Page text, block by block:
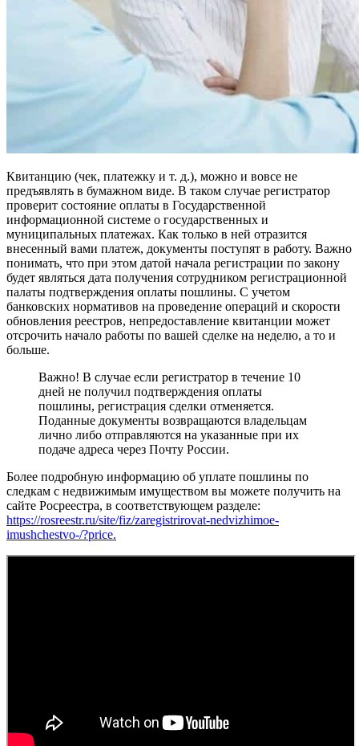
Квитанцию (чек, платежку и т. д.), можно и вовсе не
предъявлять в бумажном виде. В таком случае регистратор
проверит состояние оплаты в Государственной
информационной системе о государственных и
муниципальных платежах. Как только в ней отразится
внесенный вами платеж, документы поступят в работу. Важно
понимать, что при этом датой начала регистрации по закону
будет являться дата получения сотрудником регистрационной
палаты подтверждения оплаты пошлины. С учетом
банковских нормативов на проведение операций и скорости
обновления реестров, непредоставление квитанции может
отсрочить начало работы по вашей сделке на неделю, а то и
больше.
Важно! В случае если регистратор в течение 10
дней не получил подтверждения оплаты
пошлины, регистрация сделки отменяется.
Поданные документы возвращаются владельцам
лично либо отправляются на указанные при их
подаче адреса через Почту России.
Более подробную информацию об уплате пошлины по
следкам с недвижимым имуществом вы можете получить на
сайте Росреестра, в соответствующем разделе:
https://rosreestr.ru/site/fiz/zaregistrirovat-nedvizhimoe-
imushchestvo-/?price.